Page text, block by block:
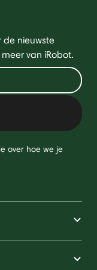
de nieuwste
van iRobot.
over hoe we je